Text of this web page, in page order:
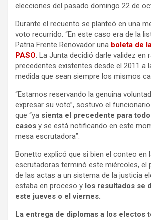
elecciones del pasado domingo 22 de
Durante el recuento se planteó en una
voto recurrido. “En este caso era de la
Patria Frente Renovador una boleta de
PASO. La Junta decidió darle validez en
precedentes existentes desde el 2011 a
medida que sean siempre los mismos
“Estamos reservando la genuina
expresar su voto”, sostuvo el
que “ya sienta el precedente para
casos y se está notificando en este
mesa escrutadora”.
Bonetto explicó que si bien el conteo en
escrutadoras terminó este miércoles, el
de las actas a un sistema de la justicia
estaba en proceso y los resultados se
este jueves o el viernes.
La entrega de diplomas a los electos